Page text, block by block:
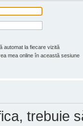
automat la fiecare vizită
mea online în această sesiune
trebuie